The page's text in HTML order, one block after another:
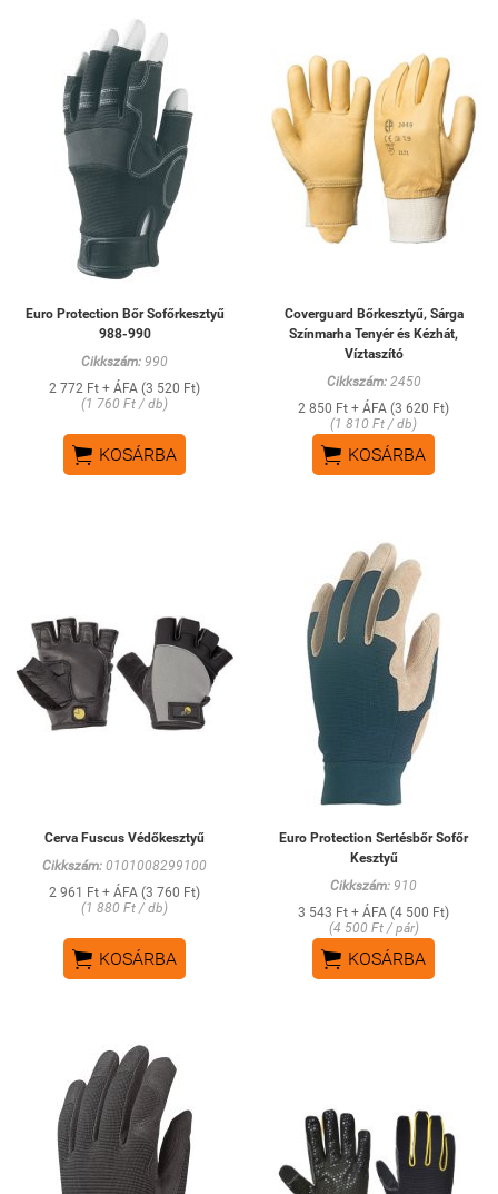
Euro Protection Bőr Sofőrkesztyű
988-990
Cikkszám: 990
2 772 Ft + ÁFA (3 520 Ft)
(1 760 Ft / db)
 KOSÁRBA
Coverguard Bőrkesztyű, Sárga
Színmarha Tenyér és Kézhát,
Víztaszító
Cikkszám:2450
2 850 Ft + ÁFA (3 620 Ft)
(1 810 Ft / db)
 KOSÁRBA
Cerva Fuscus Védőkesztyű
Cikkszám: 0101008299100
2 961 Ft + ÁFA (3 760 Ft)
(1 880 Ft / db)
 KOSÁRBA
Euro Protection Sertésbőr Sofőr
Kesztyű
Cikkszám: 910
3 543 Ft + ÁFA (4 500 Ft)
(4 500 Ft / pár)
 KOSÁRBA